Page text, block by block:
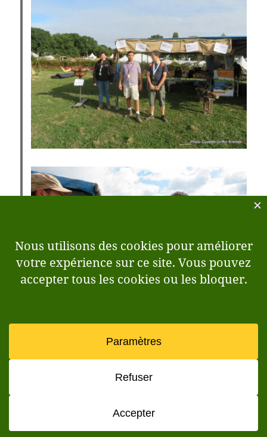
scolaires de tous niveaux qui sont passés sur les
pôle traction animale. La visite de plusieurs
lycéesagricoles a permis aux élèves de découvrir